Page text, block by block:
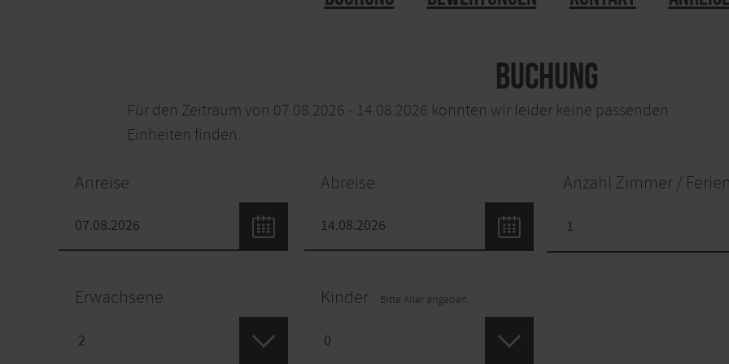
Buchung
Für den Zeitraum von 07.08.2026 - 14.08.2026 konnten wir leider keine passenden
Einheiten finden.
Anreise Abreise Anzahl Zimmer /
Erwachsene Kinder Bitte Alter angeben